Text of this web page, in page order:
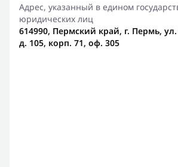
Адрес, указанный в едином
юридических лиц
614990, Пермский край, г. Пермь, ул.
д. 105, корп. 71, оф. 305